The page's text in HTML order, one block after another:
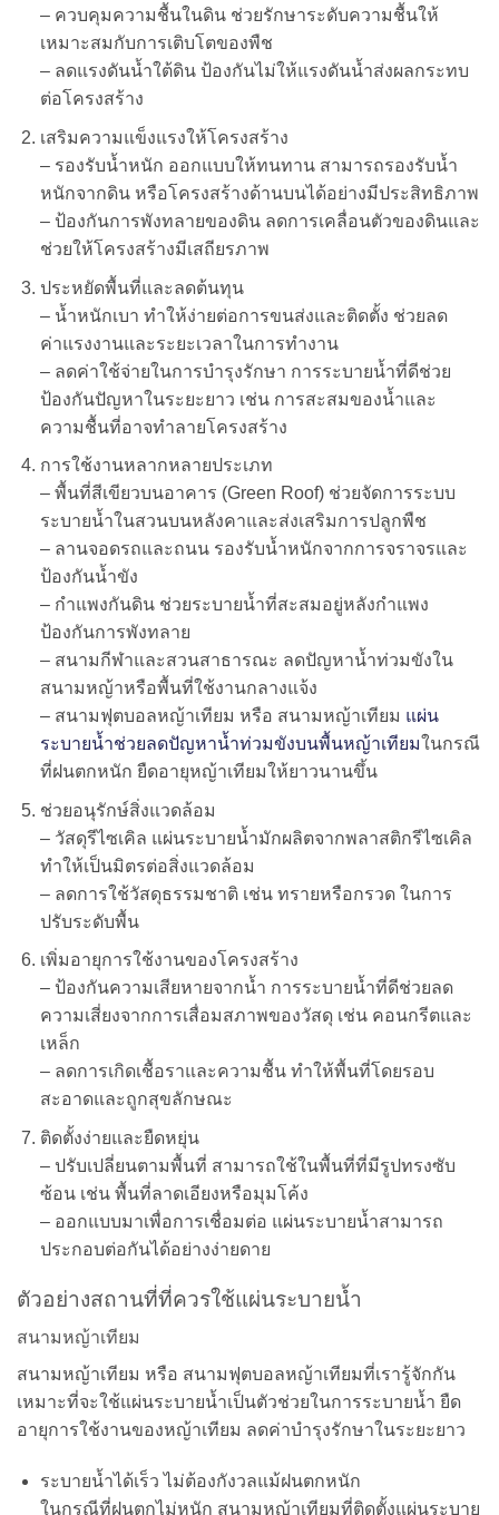
– ควบคุมความชื้นในดิน ช่วยรักษาระดับความชื้นให้
เหมาะสมกับการเติบโตของพืช
– ลดแรงดันน้ำใต้ดิน ป้องกันไม่ให้แรงดันน้ำส่งผลกระทบ
ต่อโครงสร้าง
เสริมความแข็งแรงให้โครงสร้าง
– รองรับน้ำหนัก ออกแบบให้ทนทาน สามารถรองรับน้ำ
หนักจากดิน หรือโครงสร้างด้านบนได้อย่างมีประสิทธิภาพ
– ป้องกันการพังทลายของดิน ลดการเคลื่อนตัวของดินและ
ช่วยให้โครงสร้างมีเสถียรภาพ
ประหยัดพื้นที่และลดต้นทุน
– น้ำหนักเบา ทำให้ง่ายต่อการขนส่งและติดตั้ง ช่วยลด
ค่าแรงงานและระยะเวลาในการทำงาน
– ลดค่าใช้จ่ายในการบำรุงรักษา การระบายน้ำที่ดีช่วย
ป้องกันปัญหาในระยะยาว เช่น การสะสมของน้ำและ
ความชื้นที่อาจทำลายโครงสร้าง
การใช้งานหลากหลายประเภท
– พื้นที่สีเขียวบนอาคาร (Green Roof) ช่วยจัดการระบบ
ระบายน้ำในสวนบนหลังคาและส่งเสริมการปลูกพืช
– ลานจอดรถและถนน รองรับน้ำหนักจากการจราจรและ
ป้องกันน้ำขัง
– กำแพงกันดิน ช่วยระบายน้ำที่สะสมอยู่หลังกำแพง
ป้องกันการพังทลาย
– สนามกีฬาและสวนสาธารณะ ลดปัญหาน้ำท่วมขังใน
สนามหญ้าหรือพื้นที่ใช้งานกลางแจ้ง
– สนามฟุตบอลหญ้าเทียม หรือ สนามหญ้าเทียม แผ่น
ระบายน้ำช่วยลดปัญหาน้ำท่วมขังบนพื้นหญ้าเทียมในกรณี
ที่ฝนตกหนัก ยืดอายุหญ้าเทียมให้ยาวนานขึ้น
ช่วยอนุรักษ์สิ่งแวดล้อม
– วัสดุรีไซเคิล แผ่นระบายน้ำมักผลิตจากพลาสติกรีไซเคิล
ทำให้เป็นมิตรต่อสิ่งแวดล้อม
– ลดการใช้วัสดุธรรมชาติ เช่น ทรายหรือกรวด ในการ
ปรับระดับพื้น
เพิ่มอายุการใช้งานของโครงสร้าง
– ป้องกันความเสียหายจากน้ำ การระบายน้ำที่ดีช่วยลด
ความเสี่ยงจากการเสื่อมสภาพของวัสดุ เช่น คอนกรีตและ
เหล็ก
– ลดการเกิดเชื้อราและความชื้น ทำให้พื้นที่โดยรอบ
สะอาดและถูกสุขลักษณะ
ติดตั้งง่ายและยืดหยุ่น
– ปรับเปลี่ยนตามพื้นที่ สามารถใช้ในพื้นที่ที่มีรูปทรงซับ
ซ้อน เช่น พื้นที่ลาดเอียงหรือมุมโค้ง
– ออกแบบมาเพื่อการเชื่อมต่อ แผ่นระบายน้ำสามารถ
ประกอบต่อกันได้อย่างง่ายดาย
ตัวอย่างสถานที่ที่ควรใช้แผ่นระบายน้ำ
สนามหญ้าเทียม
สนามหญ้าเทียม หรือ สนามฟุตบอลหญ้าเทียมที่เรารู้จักกัน
เหมาะที่จะใช้แผ่นระบายน้ำเป็นตัวช่วยในการระบายน้ำ ยืด
อายุการใช้งานของหญ้าเทียม ลดค่าบำรุงรักษาในระยะยาว
ระบายน้ำได้เร็ว ไม่ต้องกังวลแม้ฝนตกหนัก
ในกรณีที่ฝนตกไม่หนัก สนามหญ้าเทียมที่ติดตั้งแผ่นระบาย